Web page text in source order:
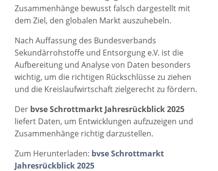
Zusammenhänge bewusst falsch dargestellt mit
dem Ziel, den globalen Markt auszuhebeln.
Nach Auffassung des Bundesverbands
Sekundärrohstoffe und Entsorgung e.V. ist die
Aufbereitung und Analyse von Daten besonders
wichtig, um die richtigen Rückschlüsse zu ziehen
und die Kreislaufwirtschaft zielgerecht zu fördern.
Der bvse Schrottmarkt Jahresrückblick 2025
liefert Daten, um Entwicklungen aufzuzeigen und
Zusammenhänge richtig darzustellen.
Zum Herunterladen: bvse Schrottmarkt
Jahresrückblick 2025